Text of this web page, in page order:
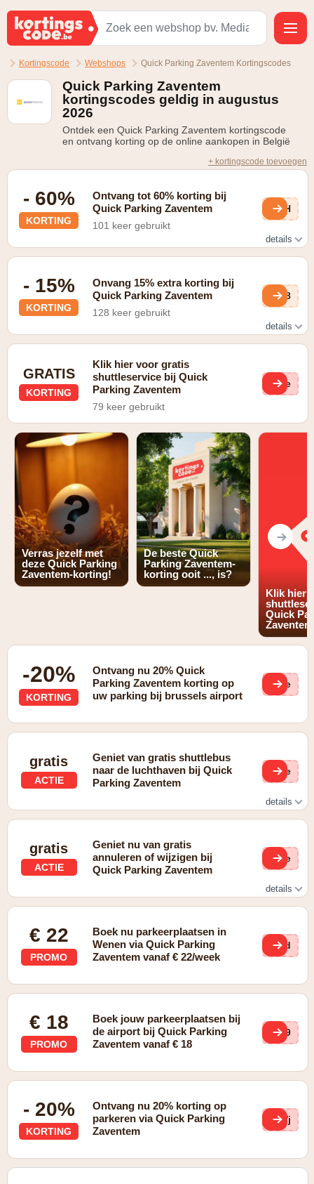
Kortingscode Webshops Quick Parking Zaventem Kortingscodes
Quick Parking Zaventem
kortingscodes geldig in augustus
2026
Ontdek een Quick Parking Zaventem kortingscode
en ontvang korting op de online aankopen in België
+ kortingscode toevoegen
- 60%
KORTING
Ontvang tot 60% korting bij
Quick Parking Zaventem
101 keer gebruikt
jJH
details
- 15%
KORTING
Onvang 15% extra korting bij
Quick Parking Zaventem
128 keer gebruikt
4X8
details
GRATIS
KORTING
Klik hier voor gratis
shuttleservice bij Quick
Parking Zaventem
79 keer gebruikt
Gee
Verras jezelf met
deze Quick Parking
Zaventem-korting!
De beste Quick
Parking Zaventem-
korting ooit ..., is?
Klik hier
Quick
Zaventem
-20%
KORTING
Ontvang nu 20% Quick
Parking Zaventem korting op
uw parking bij brussels airport
(ge
gratis
ACTIE
Geniet van gratis shuttlebus
naar de luchthaven bij Quick
Parking Zaventem
(ge
details
gratis
ACTIE
Geniet nu van gratis
annuleren of wijzigen bij
Quick Parking Zaventem
(ge
details
€ 22
PROMO
Boek nu parkeerplaatsen in
Wenen via Quick Parking
Zaventem vanaf € 22/week
9Zd
€ 18
PROMO
Boek jouw parkeerplaatsen bij
de airport bij Quick Parking
Zaventem vanaf € 18
Qm9
- 20%
KORTING
Ontvang nu 20% korting op
parkeren via Quick Parking
Zaventem
XVj